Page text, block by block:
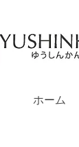
ホーム